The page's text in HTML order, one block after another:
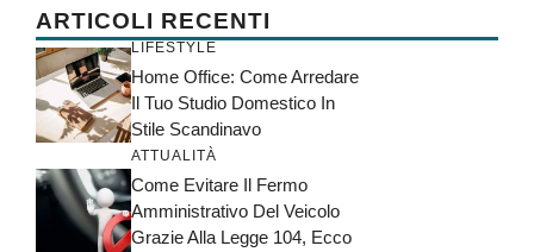
ARTICOLI RECENTI
LIFESTYLE
Home Office: Come Arredare
Il Tuo Studio Domestico In
Stile Scandinavo
ATTUALITÀ
Come Evitare Il Fermo
Amministrativo Del Veicolo
Grazie Alla Legge 104, Ecco